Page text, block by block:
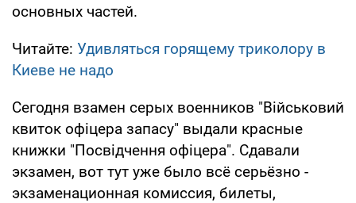
основных частей.
Читайте: Удивляться горящему триколору в
Киеве не надо
Сегодня взамен серых военников "Військовий
квиток офіцера запасу" выдали красные
книжки "Посвідчення офіцера". Сдавали
экзамен, вот тут уже было всё серьёзно -
экзаменационная комиссия, билеты,